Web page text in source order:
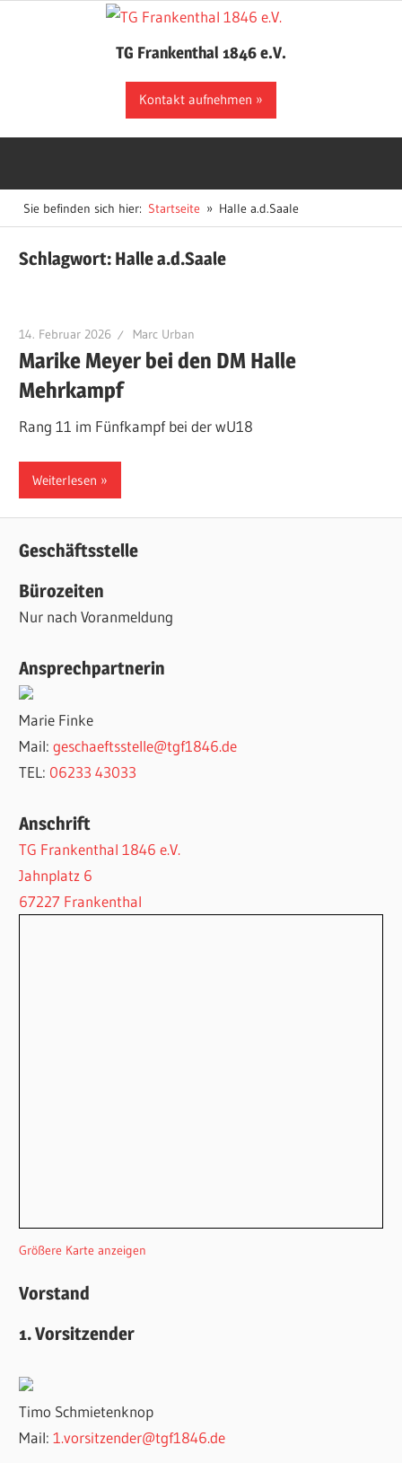
TG Frankenthal 1846 e.V.
Kontakt aufnehmen
Sie befinden sich hier: Startseite Halle a.d.Saale
Schlagwort: Halle a.d.Saale
14. Februar 2026 Marc Urban
Marike Meyer bei den DM Halle
Mehrkampf
Rang 11 im Fünfkampf bei der wU18
Weiterlesen
Geschäftsstelle
Bürozeiten
Nur nach Voranmeldung
Ansprechpartnerin
Marie Finke
Mail:geschaeftsstelle@tgf1846.de
TEL: 06233 43033
Anschrift
TG Frankenthal 1846 e.V.
Jahnplatz 6
67227 Frankenthal
Größere Karte anzeigen
Vorstand
1. Vorsitzender
Timo Schmietenknop
Mail:1.vorsitzender@tgf1846.de